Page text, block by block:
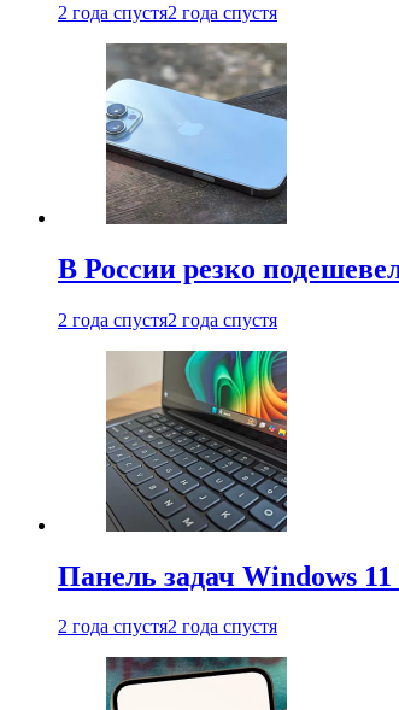
2 года спустя2 года спустя
В России резко
2 года спустя2 года спустя
Панель задач Windows
2 года спустя2 года спустя